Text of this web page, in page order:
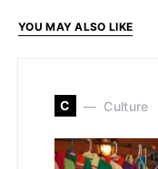
YOU MAY ALSO LIKE
C Culture